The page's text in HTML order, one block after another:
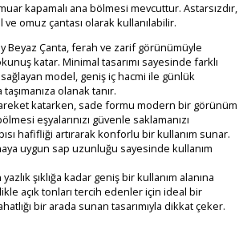
kapamalı ana bölmesi mevcuttur. Astarsızdır,
ve omuz çantası olarak kullanılabilir.
Beyaz Çanta, ferah ve zarif görünümüyle
katar. Minimal tasarımı sayesinde farklı
model, geniş iç hacmi ile günlük
taşımanıza olanak tanır.
katarken, sade formu modern bir görünüm
eşyalarınızı güvenle saklamanızı
hafifliği artırarak konforlu bir kullanım sunar.
uygun sap uzunluğu sayesinde kullanım
şıklığa kadar geniş bir kullanım alanına
açık tonları tercih edenler için ideal bir
bir arada sunan tasarımıyla dikkat çeker.